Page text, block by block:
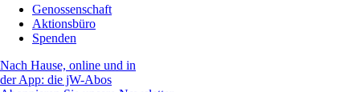
Genossenschaft
Aktionsbüro
Spenden
Nach Hause, online und in
der App: die jW-Abos